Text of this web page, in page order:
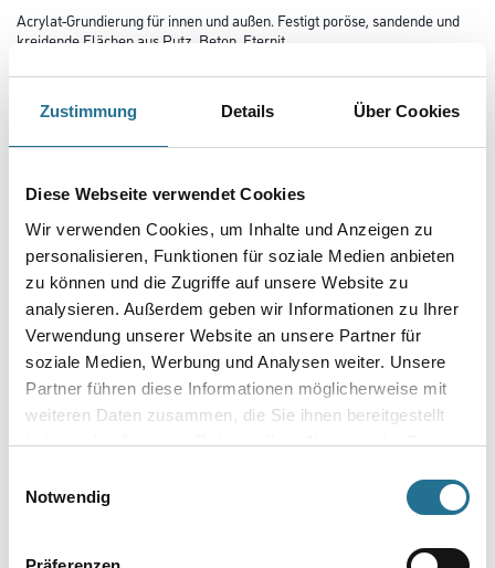
Zustimmung Details Über Cookies
Diese Webseite verwendet Cookies
Wir verwenden Cookies, um Inhalte und Anzeigen zu
personalisieren, Funktionen für soziale Medien anbieten
zu können und die Zugriffe auf unsere Website zu
analysieren. Außerdem geben wir Informationen zu Ihrer
Verwendung unserer Website an unsere Partner für
soziale Medien, Werbung und Analysen weiter. Unsere
Partner führen diese Informationen möglicherweise mit
weiteren Daten zusammen, die Sie ihnen bereitgestellt
haben oder die sie im Rahmen Ihrer Nutzung der Dienste
Notwendig
Acrylat-Grundierung für innen und außen. Festigt poröse, sandende und
kreidende Flächen aus Putz, Beton, Eternit,
Farbtonbezeichnung
Gebinde
Umrechnungsfaktoren